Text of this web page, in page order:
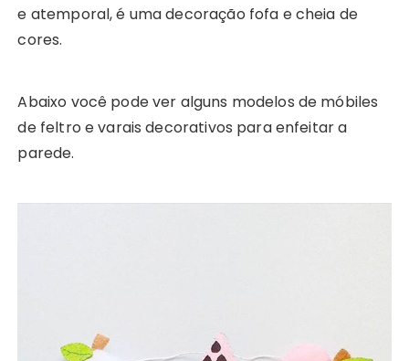
e atemporal, é uma decoração fofa e cheia de
cores.
Abaixo você pode ver alguns modelos de móbiles
de feltro e varais decorativos para enfeitar a
parede.